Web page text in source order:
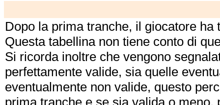
Dopo la prima tranche, il giocatore
Questa tabellina non tiene conto di
Si ricorda inoltre che vengono
perfettamente valide, sia quelle
eventualmente non valide, questo
prima tranche e se sia valida o